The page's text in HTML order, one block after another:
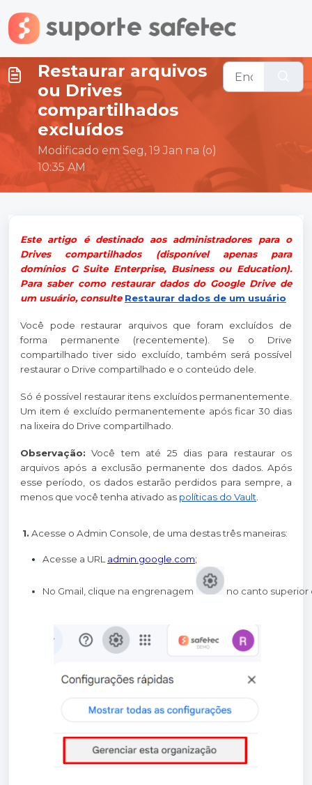
Ir para o conteúdo principal
Restaurar arquivos
ou Drives
compartilhados
excluídos
Modificado em Seg, 19 Jan na (o)
10:35 AM
Este artigo é destinado aos administradores para o
Drives compartilhados (disponível apenas para
domínios G Suite Enterprise, Business ou Education).
Para saber como restaurar dados do Google Drive de
um usuário, consulte Restaurar dados de um usuário
Você pode restaurar arquivos que foram excluídos de
forma permanente (recentemente). Se o Drive
compartilhado tiver sido excluído, também será possível
restaurar o Drive compartilhado e o conteúdo dele.
Só é possível restaurar itens excluídos permanentemente.
Um item é excluído permanentemente após ficar 30 dias
na lixeira do Drive compartilhado.
Observação: Você tem até 25 dias para restaurar os
arquivos após a exclusão permanente dos dados. Após
esse período, os dados estarão perdidos para sempre, a
menos que você tenha ativado as políticas do Vault
1. Acesse o Admin Console, de uma destas três maneiras:
Acesse a URL admin.google.com;
No Gmail, clique na engrenagem no canto superior